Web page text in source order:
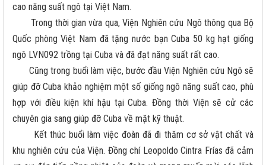
cao năng suất ngô tại Việt Nam.
Trong thời gian vừa qua, Viện Nghiên cứu Ngô thông qua Bộ
Quốc phòng Việt Nam đã tặng nước bạn Cuba 50 kg hạt giống
ngô LVN092 trồng tại Cuba và đã đạt năng suất rất cao.
Cũng trong buổi làm việc, bước đầu Viện Nghiên cứu Ngô sẽ
giúp đỡ Cuba khảo nghiệm một số giống ngô năng suất cao, phù
hợp với điều kiện khí hậu tại Cuba. Đồng thời Viện sẽ cử các
chuyên gia sang giúp đỡ Cuba về mặt kỹ thuật.
Kết thúc buổi làm việc đoàn đã đi thăm cơ sở vật chất và
khu nghiên cứu của Viện. Đồng chí Leopoldo Cintra Frías đã cảm